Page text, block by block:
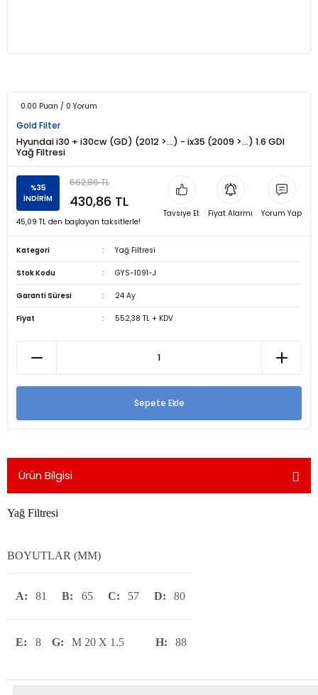
0.00 Puan / 0 Yorum
Gold Filter
Hyundai i30 + i30cw (GD) (2012 >…) - ix35 (2009 >…) 1.6 GDI
Yağ Filtresi
%35
İNDİRİM
662,86 TL
430,86 TL
45,09 TL den başlayan taksitlerle!
Tavsiye Et Fiyat Alarmı Yorum Yap
Kategori Yağ Filtresi
Stok Kodu GYS-1091-J
Garanti Süresi 24 Ay
Fiyat 552,38 TL + KDV
Sepete Ekle
Ürün Bilgisi
Yağ Filtresi
BOYUTLAR (MM)
A: 81 B: 65 C: 57 D: 80
E: 8 G: M 20 X 1.5 H: 88